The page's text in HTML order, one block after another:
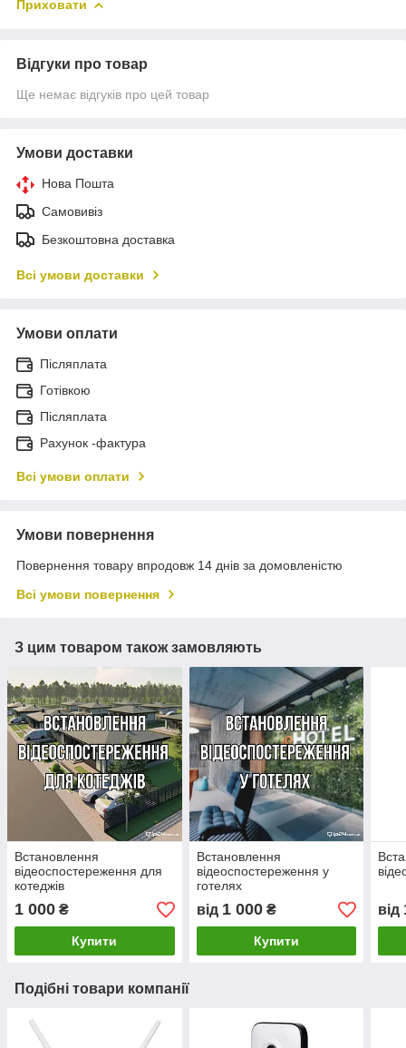
Приховати
Відгуки про товар
Ще немає відгуків про цей товар
Умови доставки
Нова Пошта
Самовивіз
Безкоштовна доставка
Всі умови доставки
Умови оплати
Післяплата
Готівкою
Післяплата
Рахунок -фактура
Всі умови оплати
Умови повернення
Повернення товару впродовж 14 днів за домовленістю
Всі умови повернення
З цим товаром також замовляють
Встановлення
відеоспостереження для
котеджів
1 000 ₴
Купити
Встановлення
відеоспостереження у
готелях
від 1 000₴
Купити
від
Подібні товари компанії